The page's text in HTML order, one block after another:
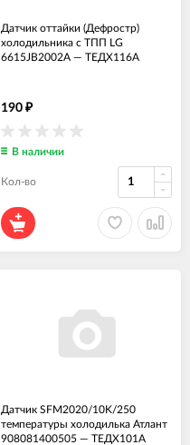
Датчик оттайки (Дефростр)
холодильника с ТПП LG
6615JB2002A — ТЕДХ116А
190 ₽
В наличии
Кол-во
Датчик SFМ2020/10K/250
температуры холодилька Атлант
908081400505 — ТЕДХ101А